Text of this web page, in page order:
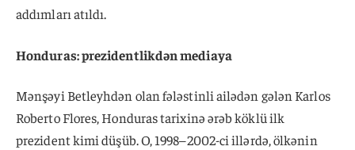
addımları atıldı.
Honduras: prezidentlikdən mediaya
Mənşəyi Betleyhdən olan fələstinli ailədən gələn Karlos
Roberto Flores, Honduras tarixinə ərəb köklü ilk
prezident kimi düşüb. O, 1998–2002-ci illərdə, ölkənin